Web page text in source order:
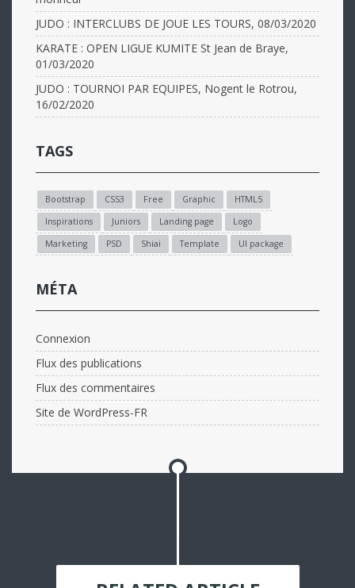
JUDO : INTERCLUBS DE JOUE LES TOURS, 08/03/2020
KARATE : OPEN LIGUE KUMITE St Jean de Braye,
01/03/2020
JUDO : TOURNOI PAR EQUIPES, Nogent le Rotrou,
16/02/2020
TAGS
Bootstrap CSS3 Free Graphic
HTML5
Inspirations
Juniors Landing page
Logo
Marketing
PSD Shiai Template UI package
MÉTA
Connexion
Flux des publications
Flux des commentaires
Site de WordPress-FR